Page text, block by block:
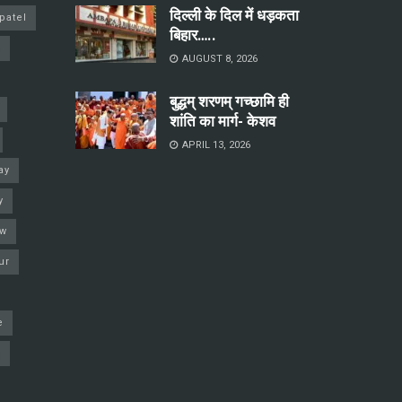
दिल्ली के दिल में धड़कता
बिहार…..
AUGUST 8, 2026
बुद्धम् शरणम् गच्छामि ही
शांति का मार्ग- केशव
APRIL 13, 2026